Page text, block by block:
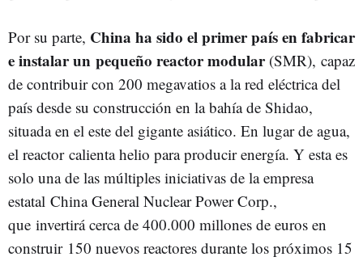
Por su parte, China ha sido el primer país en fabricar
e instalar un pequeño reactor modular(SMR), capaz
de contribuir con 200 megavatios a la red eléctrica del
país desde su construcción en la bahía de Shidao,
situada en el este del gigante asiático. En lugar de agua,
el reactor calienta helio para producir energía. Y esta es
solo una de las múltiples iniciativas de la empresa
estatal China General Nuclear Power Corp.,
que invertirá cerca de 400.000 millones de euros en
construir 150 nuevos reactores durante los próximos 15